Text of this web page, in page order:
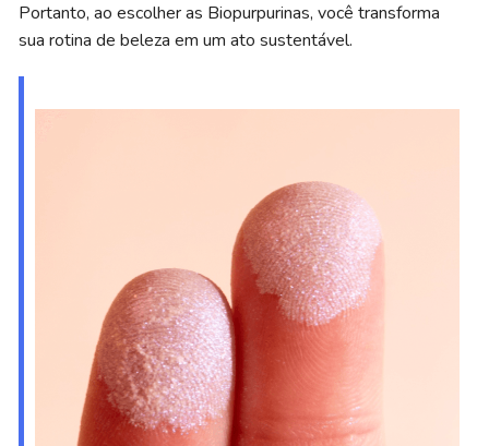
Portanto, ao escolher as Biopurpurinas, você transforma
sua rotina de beleza em um ato sustentável.